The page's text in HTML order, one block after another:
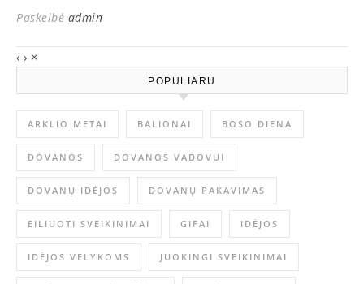
Paskelbė admin
‹ › ×
POPULIARU
ARKLIO METAI BALIONAI BOSO DIENA
DOVANOS DOVANOS VADOVUI
DOVANŲ IDĖJOS DOVANŲ PAKAVIMAS
EILIUOTI SVEIKINIMAI GIFAI IDĖJOS
IDĖJOS VELYKOMS JUOKINGI SVEIKINIMAI